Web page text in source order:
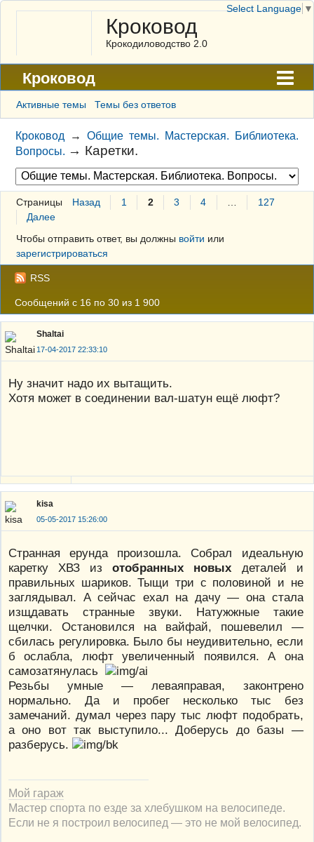
Кроковод
Крокодиловодство 2.0
Кроковод
Форум
Архив
ГАЛЕРЕЯ
Правила
Поиск
Регистрация
Вход
Активные темы Темы без ответов
Кроковод →Общие темы. Мастерская. Библиотека.
Вопросы. → Каретки.
Страницы Назад 1 2 3 4
127
Далее
Чтобы отправить ответ, вы должны войти или
зарегистрироваться
RSS
Сообщений с 16 по 30 из 1 900
Shaltai
17-04-2017 22:33:10
Ну значит надо их вытащить.
Хотя может в соединении вал-шатун ещё люфт?
kisa
05-05-2017 15:26:00
Странная ерунда произошла. Собрал идеальную
каретку ХВЗ изотобранных новых деталей и
правильных шариков. Тыщи три с половиной и не
заглядывал. А сейчас ехал на дачу — она стала
изщдавать странные звуки. Натужжные такие
щелчки. Остановился на вайфай, пошевелил —
сбилась регулировка. Было бы неудивительно, если
б ослабла, люфт увеличенный появился. А она
самозатянулась
Резьбы умные — леваяправая, законтрено
нормально. Да и пробег несколько тыс без
замечаний. думал через пару тыс люфт подобрать,
а оно вот так выступило... Доберусь до базы —
разберусь.
Мой гараж
Мастер спорта по езде за хлебушком на велосипеде.
Если не я построил велосипед — это не мой велосипед.
Select Language ▼